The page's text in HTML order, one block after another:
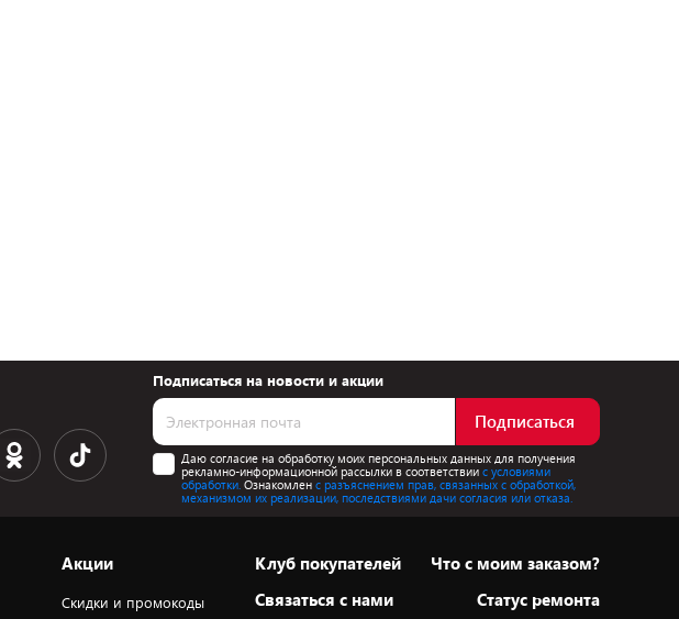
Подписаться на новости и акции
Подписаться
Даю согласие на обработку моих персональных данных для получения
рекламно-информационной рассылки в соответствиис условиями
обработки. Ознакомлен с разъяснением прав, связанных с обработкой,
механизмом их реализации, последствиями дачи согласия или отказа.
Акции
Скидки и промокоды
Клуб покупателей
Cвязаться с нами
Что с моим заказом?
Статус ремонта